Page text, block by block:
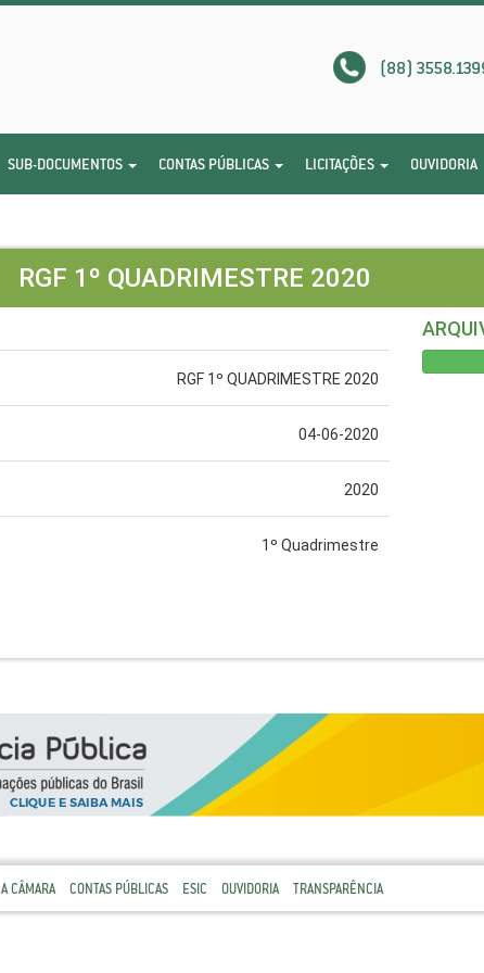
(88)
SUB-DOCUMENTOS CONTAS PÚBLICAS LICITAÇÕES OUVIDORIA
RGF 1º QUADRIMESTRE 2020
RGF 1º QUADRIMESTRE 2020
04-06-2020
2020
1º Quadrimestre
A CÂMARA CONTAS PÚBLICAS ESIC OUVIDORIA TRANSPARÊNCIA